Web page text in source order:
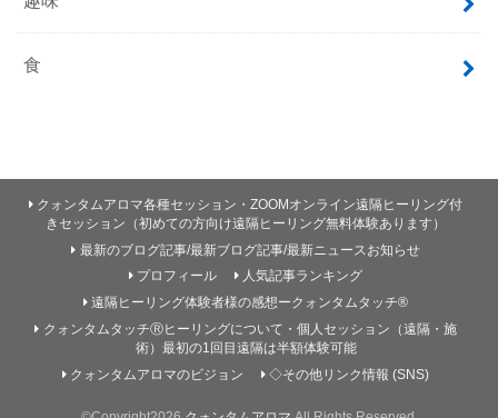
食
クォンタムアロマ各種セッション・ZOOMオンライン遠隔ヒーリング付
きセッション（初めての方向け遠隔ヒーリング無料体験あります）
最新のブログ記事/最新ブログ記事/最新ニュースお知らせ
プロフィール
人気記事ランキング
遠隔ヒーリング体験者様の感想ークォンタムタッチ®
クォンタムタッチⓇヒーリングについて・個人セッション（遠隔・施
術）最初の1回目遠隔は半額体験可能
クォンタムアロマのビジョン
◇その他リンク情報 (SNS)